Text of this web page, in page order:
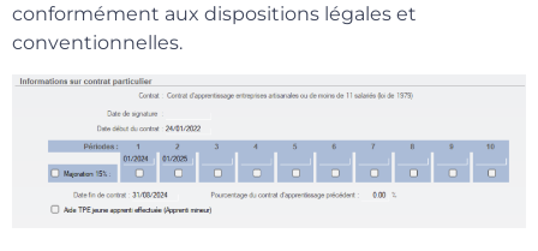
conformément aux dispositions légales et
conventionnelles.